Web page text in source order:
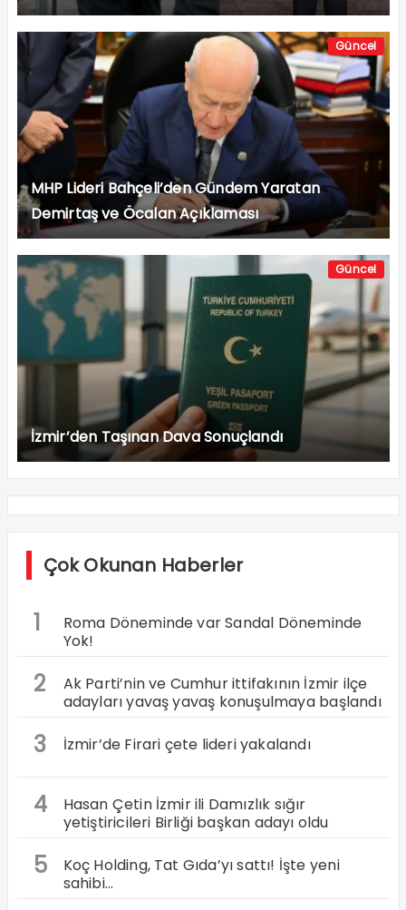
Güncel
MHP Lideri Bahçeli’den Gündem Yaratan
Demirtaş ve Öcalan Açıklaması
Güncel
İzmir’den Taşınan Dava Sonuçlandı
Çok Okunan Haberler
1
Roma Döneminde var Sandal Döneminde
Yok!
2
Ak Parti’nin ve Cumhur ittifakının İzmir ilçe
adayları yavaş yavaş konuşulmaya başlandı
3 İzmir’de Firari çete lideri yakalandı
4
Hasan Çetin İzmir ili Damızlık sığır
yetiştiricileri Birliği başkan adayı oldu
5
Koç Holding, Tat Gıda’yı sattı! İşte yeni
sahibi…